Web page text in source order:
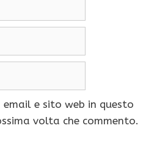
e sito web in questo
volta che commento.